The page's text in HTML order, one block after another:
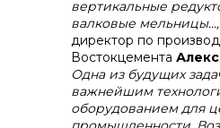
вертикальные
валковые мельницы…,
директор по
Востокцемента
Одна из будущих
важнейшим
оборудованием для